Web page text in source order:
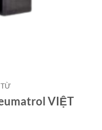
VIỆT